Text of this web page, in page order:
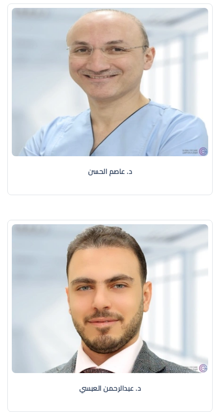
د. عاصم الحسن
د. عبدالرحمن العبسي